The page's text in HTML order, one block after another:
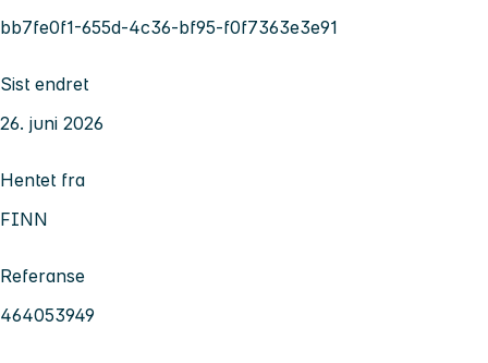
bb7fe0f1-655d-4c36-bf95-f0f7363e3e91
Sist endret
26. juni 2026
Hentet fra
FINN
Referanse
464053949